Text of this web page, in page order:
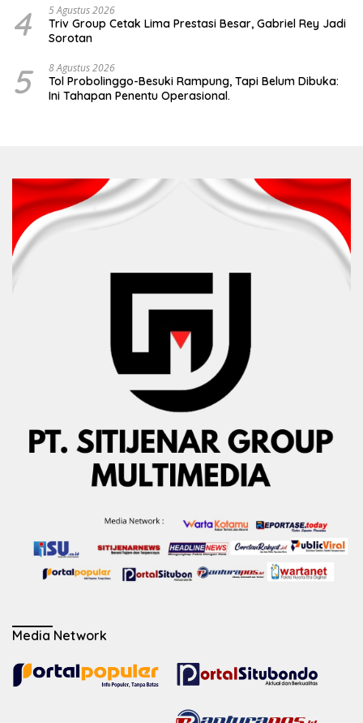
4 5 Agustus 2026
Triv Group Cetak Lima Prestasi Besar, Gabriel Rey Jadi
Sorotan
5 8 Agustus 2026
Tol Probolinggo-Besuki Rampung, Tapi Belum Dibuka:
Ini Tahapan Penentu Operasional.
Media Network